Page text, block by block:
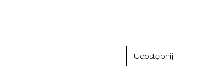
Udostępnij